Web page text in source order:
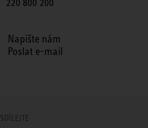
Napište nám
Poslat e-mail
SDÍLEJTE